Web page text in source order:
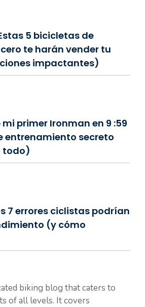
5 bicicletas de
te harán vender tu
impactantes)
primer Ironman en 9 :59
entrenamiento secreto
todo)
7 errores ciclistas podrían
(y cómo
biking blog that caters to
of all levels. It covers